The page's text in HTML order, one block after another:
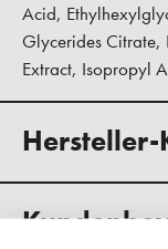
Acid,
Glycerides Citrate,
Extract, Isopropyl